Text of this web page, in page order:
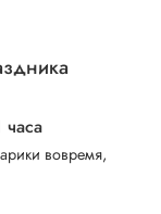
часа
вовремя,